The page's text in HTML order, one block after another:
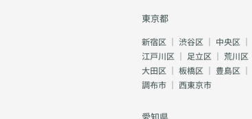
東京都
新宿区 ｜ 渋谷区 ｜ 中央区 ｜
江戸川区 ｜ 足立区 ｜ 荒川区
大田区 ｜ 板橋区 ｜ 豊島区 ｜
調布市 ｜ 西東京市